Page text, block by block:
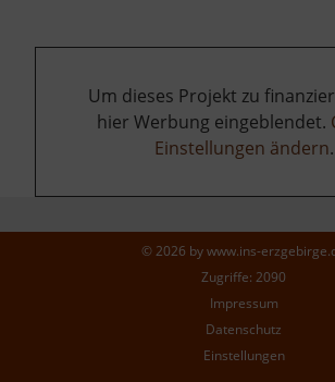
Um dieses Projekt zu
hier Werbung eingeblendet.
Einstellungen ändern.
© 2026 bywww.ins-
Zugriffe: 2090
Impressum
Datenschutz
Einstellungen